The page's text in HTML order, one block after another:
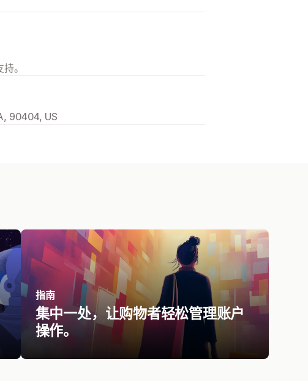
。
90404, US
指南
集中一处，让购物者轻松管理账户
操作。